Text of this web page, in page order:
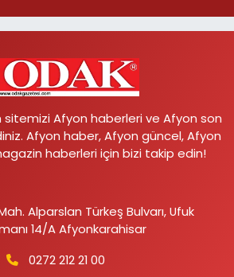
Afyon haberleri ve Afyon son
Afyon haber, Afyon güncel, Afyon
haberleri için bizi takip edin!
Alparslan Türkeş Bulvarı, Ufuk
14/A Afyonkarahisar
0272 212 21 00